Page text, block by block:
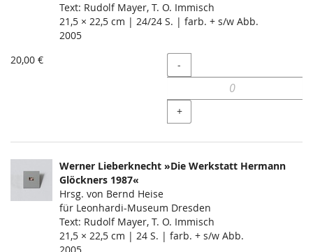
Text: Rudolf Mayer, T. O. Immisch
21,5 × 22,5 cm | 24/24 S. | farb. + s/w Abb.
2005
20,00 €
Menge
-
+
Werner Lieberknecht »Die Werkstatt Hermann
Glöckners 1987«
Hrsg. von Bernd Heise
für Leonhardi-Museum Dresden
Text: Rudolf Mayer, T. O. Immisch
21,5 × 22,5 cm | 24 S. | farb. + s/w Abb.